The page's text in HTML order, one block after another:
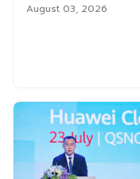
August 03, 2026